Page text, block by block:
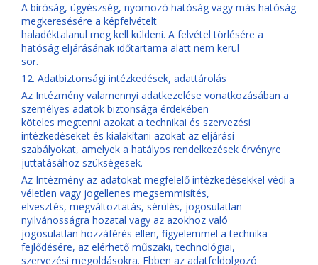
A bíróság, ügyészség, nyomozó hatóság vagy más hatóság
megkeresésére a képfelvételt
haladéktalanul meg kell küldeni. A felvétel törlésére a
hatóság eljárásának időtartama alatt nem kerül
sor.
12. Adatbiztonsági intézkedések, adattárolás
Az Intézmény valamennyi adatkezelése vonatkozásában a
személyes adatok biztonsága érdekében
köteles megtenni azokat a technikai és szervezési
intézkedéseket és kialakítani azokat az eljárási
szabályokat, amelyek a hatályos rendelkezések érvényre
juttatásához szükségesek.
Az Intézmény az adatokat megfelelő intézkedésekkel védi a
véletlen vagy jogellenes megsemmisítés,
elvesztés, megváltoztatás, sérülés, jogosulatlan
nyilvánosságra hozatal vagy az azokhoz való
jogosulatlan hozzáférés ellen, figyelemmel a technika
fejlődésére, az elérhető műszaki, technológiai,
szervezési megoldásokra. Ebben az adatfeldolgozó